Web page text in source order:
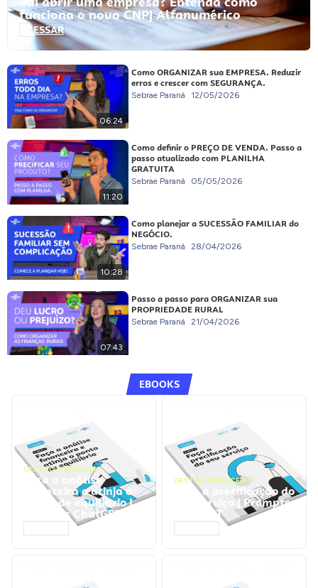
funciona o novo CNPJ Alfanumérico
ACESSAR
06:24
Como ORGANIZAR sua EMPRESA. Reduzir
erros e crescer com SEGURANÇA.
Sebrae Paraná 12/05/2026
11:20
Como definir o PREÇO DE VENDA. Passo a
passo atualizado com PLANILHA
GRATUITA
Sebrae Paraná 05/05/2026
10:28
Como planejar a SUCESSÃO FAMILIAR do
NEGÓCIO.
Sebrae Paraná 28/04/2026
07:43
Passo a passo para ORGANIZAR sua
PROPRIEDADE RURAL
Sebrae Paraná 21/04/2026
EBOOKS
GESTÃO FINANCEIRA
Faça a análise
financeira e atinja o
ponto de equilíbrio |
Prompts ChatGPT
GESTÃO FINANCEIRA
Faça a precificação do
seu serviço | Prompts
ChatGPT